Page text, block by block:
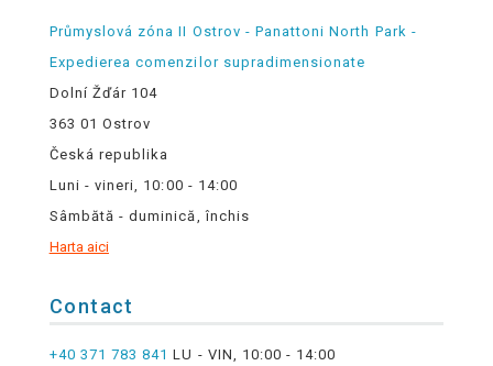
Průmyslová zóna II Ostrov - Panattoni North Park -
Expedierea comenzilor supradimensionate
Dolní Žďár 104
363 01 Ostrov
Česká republika
Luni - vineri, 10:00 - 14:00
Sâmbătă - duminică, închis
Harta aici
Contact
+40 371 783 841 LU - VIN, 10:00 - 14:00